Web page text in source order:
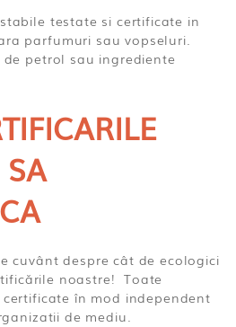
testate si certificate in
parfumuri sau vopseluri.
petrol sau ingrediente
cuvânt despre cât de ecologici
noastre! Toate
în mod independent
de mediu.